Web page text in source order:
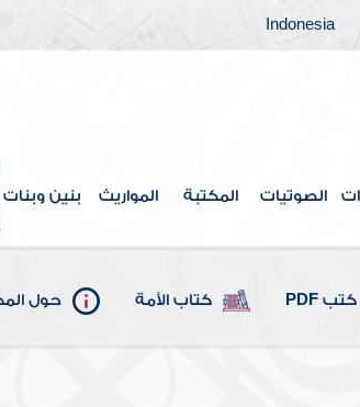
Indonesia
الصوتيات المكتبة المواريث بنين وبنات
كتب PDF كتاب الأمة حول